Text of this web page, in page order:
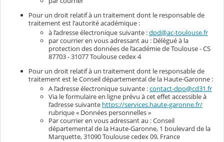
Pour un droit relatif à un traitement dont le responsable de
traitement est l'autorité académique :
à l’adresse électronique suivante :dpd@ac-toulouse.fr
par courrier en vous adressant au : Délégué à la
protection des données de l’académie de Toulouse - CS
87703 - 31077 Toulouse cedex 4
Pour un droit relatif à un traitement dont le responsable de
traitement est le Conseil départemental de la Haute-Garonne :
A l’adresse électronique suivante :contact-dpo@cd31.fr
Via le formulaire en ligne prévu à cet effet accessible à
l’adresse suivante https://services.haute-garonne.fr/
rubrique « Données personnelles »
Par courrier en vous adressant au : Conseil
départemental de la Haute-Garonne, 1 boulevard de la
Marquette, 31090 Toulouse cedex 09, France